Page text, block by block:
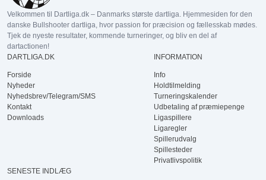
Velkommen til Dartliga.dk – Danmarks største dartliga. Hjemmesiden for den
danske Bullshooter dartliga, hvor passion for præcision og fællesskab mødes.
Tjek de nyeste resultater, kommende turneringer, og bliv en del af
dartactionen!
DARTLIGA.DK
Forside
Nyheder
Nyhedsbrev/Telegram/SMS
Kontakt
Downloads
INFORMATION
Info
Holdtilmelding
Turneringskalender
Udbetaling af præmiepenge
Ligaspillere
Ligaregler
Spillerudvalg
Spillesteder
Privatlivspolitik
SENESTE INDLÆG